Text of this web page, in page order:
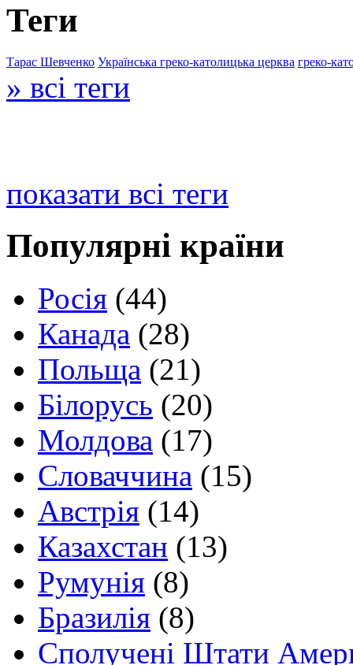
Теги
Тарас Шевченко Українська греко-католицька церква греко-
» всі теги
показати всі теги
Популярні країни
Росія (44)
Канада (28)
Польща (21)
Білорусь (20)
Молдова (17)
Словаччина (15)
Австрія (14)
Казахстан (13)
Румунія (8)
Бразилія (8)
Сполучені Штати